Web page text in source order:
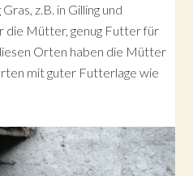
z.B. in Gilling und
die Mütter, genug Futter für
Orten haben die Mütter
mit guter Futterlage wie